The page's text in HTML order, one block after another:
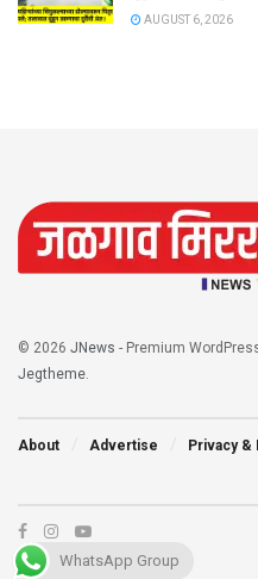
AUGUST 6, 2026
© 2026 JNews - Premium
Jegtheme
About Advertise Privacy &
WhatsApp Group